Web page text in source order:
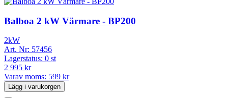
Balboa 2 kW Värmare - BP200
2kW
Art. Nr: 57456
Lagerstatus: 0 st
2 995 kr
Varav moms: 599 kr
Lägg i varukorgen